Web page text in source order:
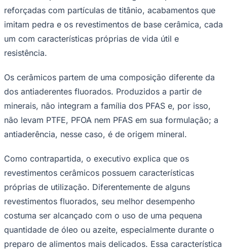
São Paulo
reforçadas com partículas de titânio, acabamentos que
imitam pedra e os revestimentos de base cerâmica, cada
um com características próprias de vida útil e
resistência.
Os cerâmicos partem de uma composição diferente da
dos antiaderentes fluorados. Produzidos a partir de
minerais, não integram a família dos PFAS e, por isso,
não levam PTFE, PFOA nem PFAS em sua formulação; a
antiaderência, nesse caso, é de origem mineral.
Como contrapartida, o executivo explica que os
revestimentos cerâmicos possuem características
próprias de utilização. Diferentemente de alguns
revestimentos fluorados, seu melhor desempenho
costuma ser alcançado com o uso de uma pequena
quantidade de óleo ou azeite, especialmente durante o
preparo de alimentos mais delicados. Essa característica